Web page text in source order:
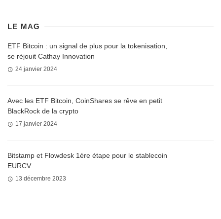
LE MAG
ETF Bitcoin : un signal de plus pour la tokenisation,
se réjouit Cathay Innovation
24 janvier 2024
Avec les ETF Bitcoin, CoinShares se rêve en petit
BlackRock de la crypto
17 janvier 2024
Bitstamp et Flowdesk 1ère étape pour le stablecoin
EURCV
13 décembre 2023